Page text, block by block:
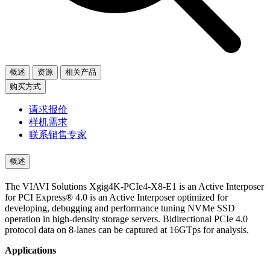
概述 资源
相关产品
购买方式
请求报价
样机需求
联系销售专家
概述
The VIAVI Solutions Xgig4K-PCIe4-X8-E1 is an Active Interposer
for PCI Express® 4.0 is an Active Interposer optimized for
developing, debugging and performance tuning NVMe SSD
operation in high-density storage servers. Bidirectional PCIe 4.0
protocol data on 8-lanes can be captured at 16GTps for analysis.
Applications